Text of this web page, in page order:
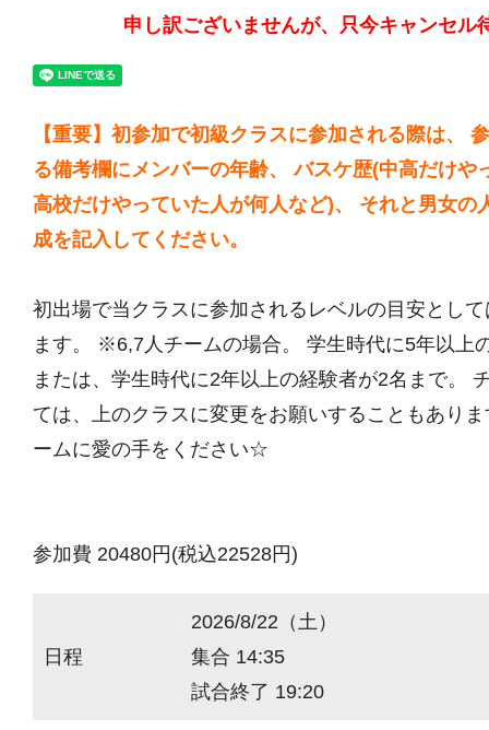
申し訳ございませんが、只今キャンセル
【重要】初参加で初級クラスに参加される際は、
る備考欄にメンバーの年齢、 バスケ歴(中高だけや
高校だけやっていた人が何人など)、 それと男女の
成を記入してください。
初出場で当クラスに参加されるレベルの目安とし
ます。 ※6,7人チームの場合。 学生時代に5年以上
または、学生時代に2年以上の経験者が2名まで。
ては、上のクラスに変更をお願いすることもあり
ームに愛の手をください☆
参加費 20480円(税込22528円)
日程
2026/8/22（土）
集合 14:35
試合終了 19:20